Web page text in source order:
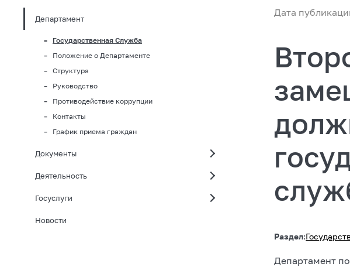
Департамент
Государственная Служба
Положение о Департаменте
Структура
Руководство
Противодействие коррупции
Контакты
График приема граждан
Документы
Деятельность
Госуслуги
Новости
Дата
Раздел:
Департамент